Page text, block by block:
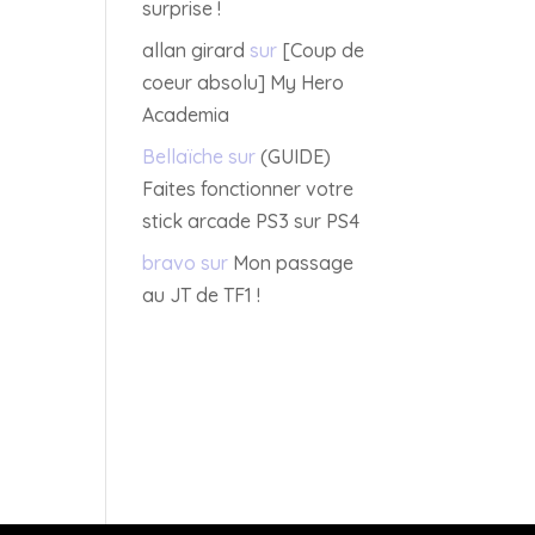
surprise !
allan girard sur [Coup de
coeur absolu] My Hero
Academia
Bellaïche sur(GUIDE)
Faites fonctionner votre
stick arcade PS3 sur PS4
bravo sur Mon passage
au JT de TF1 !